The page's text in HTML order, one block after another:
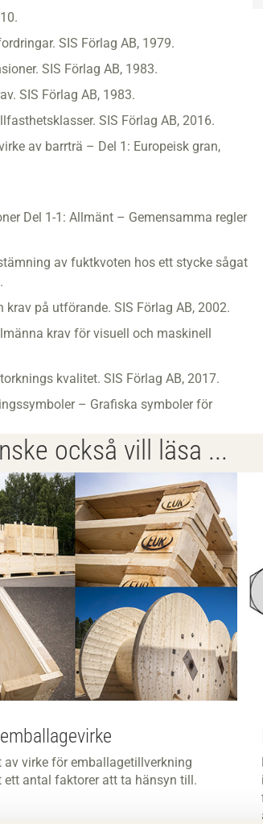
SIS Förlag AB, 1979.
SIS Förlag AB, 1983.
SIS Förlag AB, 1983.
SIS Förlag AB, 2016.
av barrträ – Del 1: Europeisk gran,
Del 1-1: Allmänt – Gemensamma regler
av fuktkvoten hos ett stycke sågat
på utförande. SIS Förlag AB, 2002.
krav för visuell och maskinell
kvalitet. SIS Förlag AB, 2017.
– Grafiska symboler för
också vill läsa ...
av virke för emballagetillverkning
ett antal faktorer att ta hänsyn till.